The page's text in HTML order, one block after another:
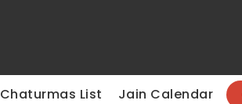
Chaturmas List Jain Calendar